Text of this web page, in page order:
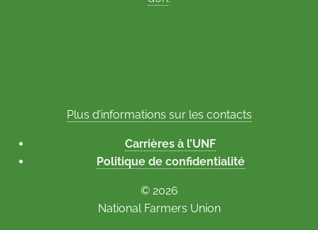
Plus d’informations sur les contacts
Carrières à l’UNF
Politique de confidentialité
© 2026
National Farmers Union